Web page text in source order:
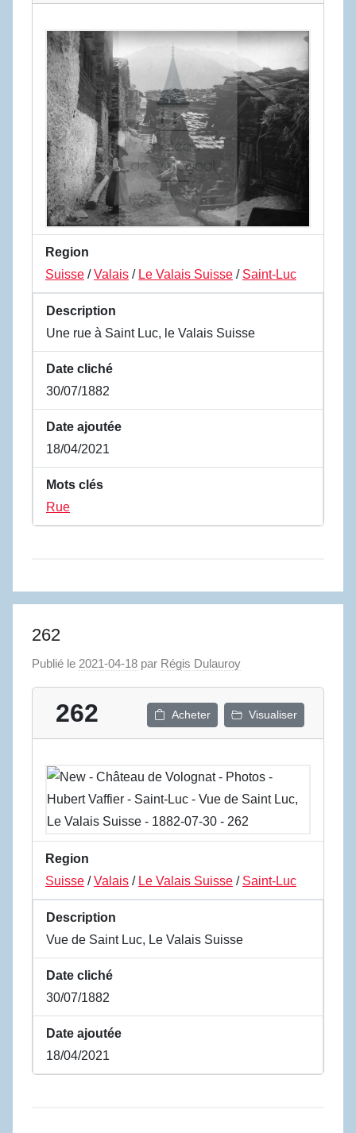
Region
Suisse /Valais / Le Valais Suisse / Saint-Luc
Description
Une rue à Saint Luc, le Valais Suisse
Date cliché
30/07/1882
Date ajoutée
18/04/2021
Mots clés
Rue
262
Publié le 2021-04-18 par Régis Dulauroy
262 Acheter Visualiser
Region
Suisse /Valais / Le Valais Suisse / Saint-Luc
Description
Vue de Saint Luc, Le Valais Suisse
Date cliché
30/07/1882
Date ajoutée
18/04/2021